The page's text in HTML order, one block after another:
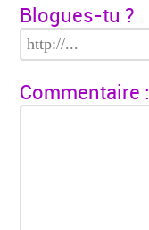
Blogues-tu ?
Commentaire :